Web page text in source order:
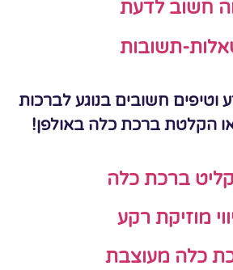
חשוב לדעת
תשובות
וטיפים חשובים בנוגע לברכות
הקלטת ברכת כלה באולפן!
ברכת כלה
מוזיקת רקע
כלה מעוצבת